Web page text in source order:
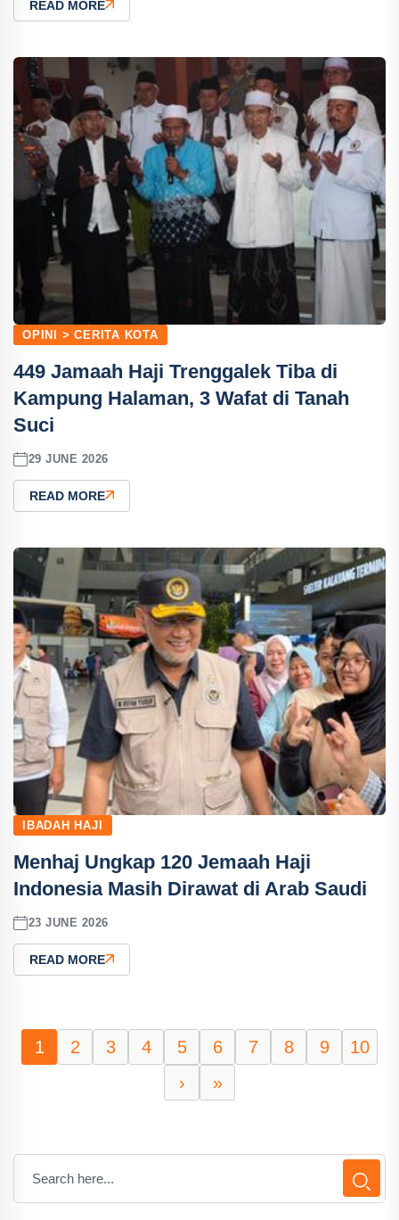
READ MORE
OPINI > CERITA KOTA
449 Jamaah Haji Trenggalek Tiba di
Kampung Halaman, 3 Wafat di Tanah
Suci
29 JUNE 2026
READ MORE
IBADAH HAJI
Menhaj Ungkap 120 Jemaah Haji
Indonesia Masih Dirawat di Arab Saudi
23 JUNE 2026
READ MORE
1 2 3 4 5 6 7 8 9
10
›
»